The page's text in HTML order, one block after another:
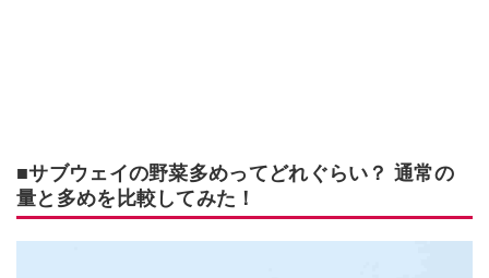
■サブウェイの野菜多めってどれぐらい？ 通常の
量と多めを比較してみた！